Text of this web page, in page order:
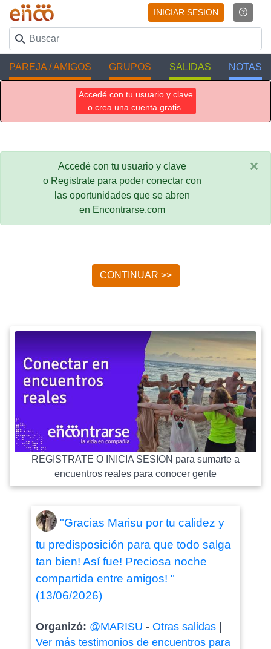
INICIAR SESION
PAREJA / AMIGOS GRUPOS SALIDAS NOTAS
Accedé con tu usuario y clave
o crea una cuenta gratis.
Accedé con tu usuario y clave
o Registrate para poder conectar con
las oportunidades que se abren
en Encontrarse.com
×
CONTINUAR >>
REGISTRATE O INICIA SESION para sumarte a
encuentros reales para conocer gente
"Gracias Marisu por tu calidez y
tu predisposición para que todo salga
tan bien! Así fue! Preciosa noche
compartida entre amigos! "
(13/06/2026)
Organizó: @MARISU - Otras salidas|
Ver más testimonios de encuentros para